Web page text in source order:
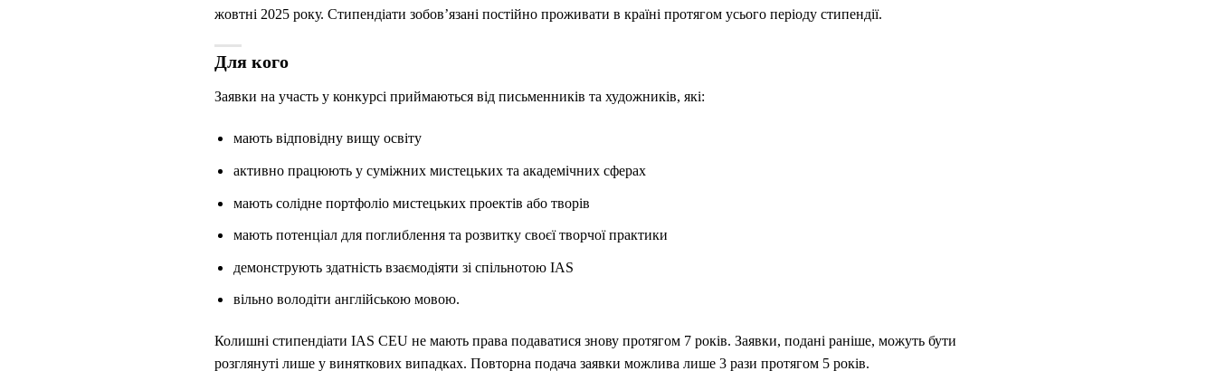
жовтні 2025 року. Стипендіати зобов’язані постійно проживати в країні протягом усього періоду стипендії.
Для кого
Заявки на участь у конкурсі приймаються від письменників та художників, які:
мають відповідну вищу освіту
активно працюють у суміжних мистецьких та академічних сферах
мають солідне портфоліо мистецьких проектів або творів
мають потенціал для поглиблення та розвитку своєї творчої практики
демонструють здатність взаємодіяти зі спільнотою IAS
вільно володіти англійською мовою.
Колишні стипендіати IAS CEU не мають права подаватися знову протягом 7 років. Заявки, подані раніше, можуть бути
розглянуті лише у виняткових випадках. Повторна подача заявки можлива лише 3 рази протягом 5 років.